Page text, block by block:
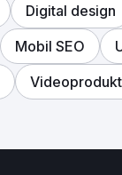
Digital design
Mobil SEO